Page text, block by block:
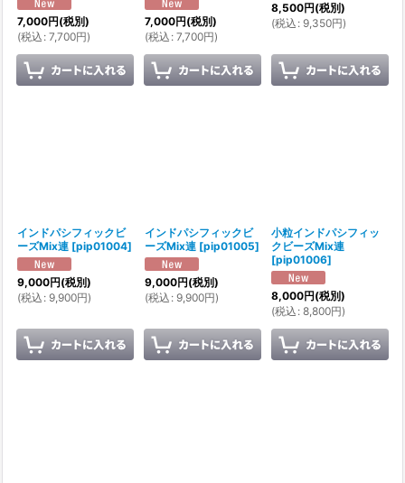
7,000円(税別)
(税込 : 7,700円)
7,000円(税別)
(税込 : 7,700円)
8,500円(税別)
(税込 : 9,350円)
インドパシフィックビ
ーズMix連 [pip01004]
9,000円(税別)
(税込 : 9,900円)
インドパシフィックビ
ーズMix連 [pip01005]
9,000円(税別)
(税込 : 9,900円)
小粒インドパシフィッ
クビーズMix連
[pip01006]
8,000円(税別)
(税込 : 8,800円)